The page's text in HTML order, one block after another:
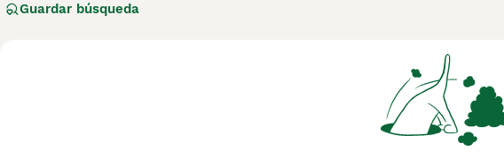
compañeros y familiares. Son mascotas que forman fuertes lazos con sus
o Galgo Inglés
Guardar búsqueda